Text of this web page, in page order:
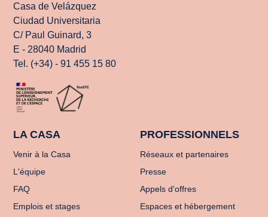
Casa de Velázquez
Ciudad Universitaria
C/ Paul Guinard, 3
E - 28040 Madrid
Tel. (+34) - 91 455 15 80
LA CASA
Venir à la Casa
L'équipe
FAQ
Emplois et stages
PROFESSIONNELS
Réseaux et partenaires
Presse
Appels d'offres
Espaces et hébergement